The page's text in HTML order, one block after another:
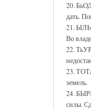
20.
дать.
21.
Во
22.
23.
земель.
24.
силы.